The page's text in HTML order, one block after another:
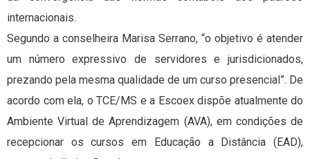
internacionais.
Segundo a conselheira Marisa Serrano, “o objetivo é atender
um número expressivo de servidores e jurisdicionados,
prezando pela mesma qualidade de um curso presencial”. De
acordo com ela, o TCE/MS e a Escoex dispõe atualmente do
Ambiente Virtual de Aprendizagem (AVA), em condições de
recepcionar os cursos em Educação a Distância (EAD),